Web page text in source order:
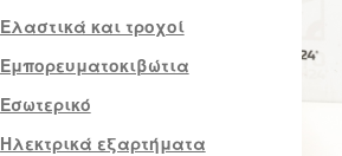
Ελαστικά και τροχοί
Εμπορευματοκιβώτια
Εσωτερικό
Ηλεκτρικά εξαρτήματα